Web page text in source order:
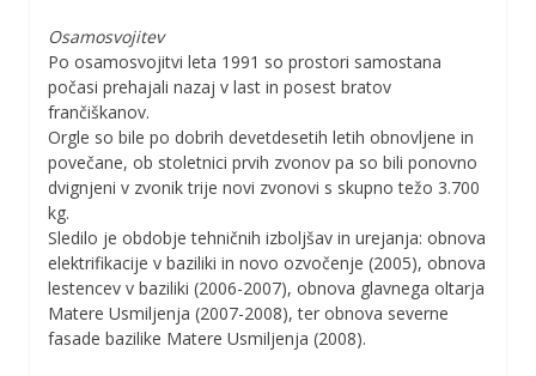
Osamosvojitev
Po osamosvojitvi leta 1991 so prostori samostana
počasi prehajali nazaj v last in posest bratov
frančiškanov.
Orgle so bile po dobrih devetdesetih letih obnovljene in
povečane, ob stoletnici prvih zvonov pa so bili ponovno
dvignjeni v zvonik trije novi zvonovi s skupno težo 3.700
kg.
Sledilo je obdobje tehničnih izboljšav in urejanja: obnova
elektrifikacije v baziliki in novo ozvočenje (2005), obnova
lestencev v baziliki (2006-2007), obnova glavnega oltarja
Matere Usmiljenja (2007-2008), ter obnova severne
fasade bazilike Matere Usmiljenja (2008).